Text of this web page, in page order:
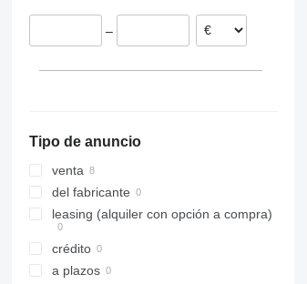
–
Tipo de anuncio
venta
del fabricante
leasing (alquiler con opción a compra)
crédito
a plazos